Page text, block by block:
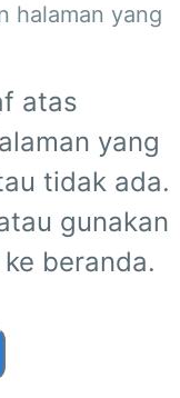
halaman yang
atas
yang
tidak ada.
gunakan
beranda.